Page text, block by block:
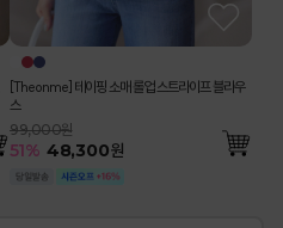
[Theonme] 테이핑 소매 롤업 스트라이프 블라우
스
99,000원
51% 48,300원